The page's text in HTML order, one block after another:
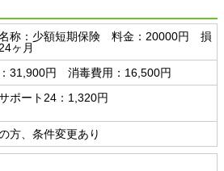
称：少額短期保険 料金：20000円 損
ヶ月
31,900円 消毒費用：16,500円
ポート24：1,320円
方、条件変更あり